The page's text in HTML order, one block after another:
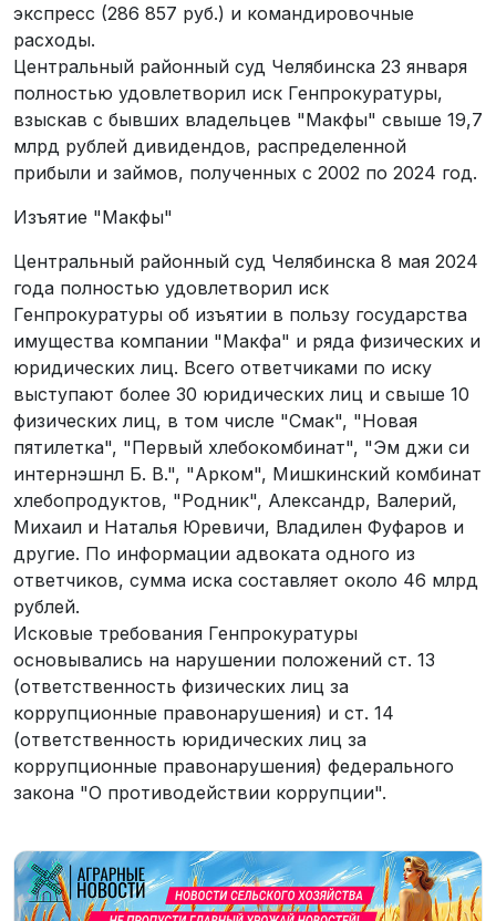
экспресс (286 857 руб.) и командировочные
расходы.
Центральный районный суд Челябинска 23 января
полностью удовлетворил иск Генпрокуратуры,
взыскав с бывших владельцев "Макфы" свыше 19,7
млрд рублей дивидендов, распределенной
прибыли и займов, полученных с 2002 по 2024 год.
Изъятие "Макфы"
Центральный районный суд Челябинска 8 мая 2024
года полностью удовлетворил иск
Генпрокуратуры об изъятии в пользу государства
имущества компании "Макфа" и ряда физических и
юридических лиц. Всего ответчиками по иску
выступают более 30 юридических лиц и свыше 10
физических лиц, в том числе "Смак", "Новая
пятилетка", "Первый хлебокомбинат", "Эм джи си
интернэшнл Б. В.", "Арком", Мишкинский комбинат
хлебопродуктов, "Родник", Александр, Валерий,
Михаил и Наталья Юревичи, Владилен Фуфаров и
другие. По информации адвоката одного из
ответчиков, сумма иска составляет около 46 млрд
рублей.
Исковые требования Генпрокуратуры
основывались на нарушении положений ст. 13
(ответственность физических лиц за
коррупционные правонарушения) и ст. 14
(ответственность юридических лиц за
коррупционные правонарушения) федерального
закона "О противодействии коррупции".